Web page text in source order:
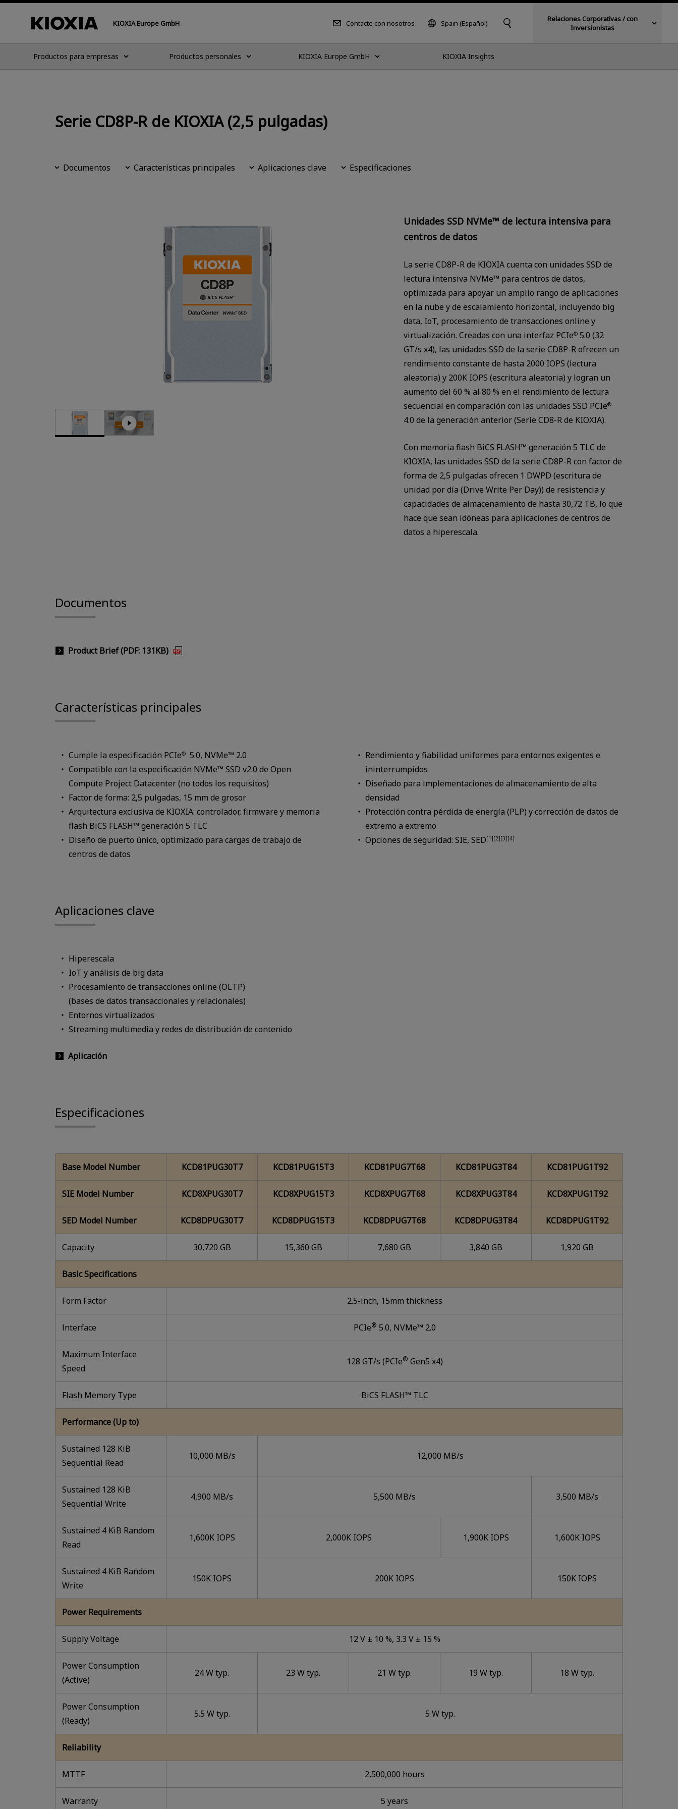
KIOXIA Europe GmbH Contacte con nosotros Spain (Español)
Relaciones Corporativas / con
Inversionistas
Productos para empresas Productos personales KIOXIA Europe GmbH KIOXIA Insights
Serie CD8P-R de KIOXIA (2,5 pulgadas)
Documentos Características principales Aplicaciones clave Especificaciones
Watch in video
Unidades SSD NVMe™ de lectura intensiva para
centros de datos
La serie CD8P-R de KIOXIA cuenta con unidades SSD de
lectura intensiva NVMe™ para centros de datos,
optimizada para apoyar un amplio rango de aplicaciones
en la nube y de escalamiento horizontal, incluyendo big
data, IoT, procesamiento de transacciones online y
virtualización. Creadas con una interfaz PCIe® 5.0 (32
GT/s x4), las unidades SSD de la serie CD8P-R ofrecen un
rendimiento constante de hasta 2000 IOPS (lectura
aleatoria) y 200K IOPS (escritura aleatoria) y logran un
aumento del 60 % al 80 % en el rendimiento de lectura
secuencial en comparación con las unidades SSD PCIe®
4.0 de la generación anterior (Serie CD8-R de KIOXIA).
Con memoria flash BiCS FLASH™ generación 5 TLC de
KIOXIA, las unidades SSD de la serie CD8P-R con factor de
forma de 2,5 pulgadas ofrecen 1 DWPD (escritura de
unidad por día (Drive Write Per Day)) de resistencia y
capacidades de almacenamiento de hasta 30,72 TB, lo que
hace que sean idóneas para aplicaciones de centros de
datos a hiperescala.
Documentos
Product Brief (PDF: 131KB)
Características principales
Cumple la especificación PCIe® 5.0, NVMe™ 2.0
Compatible con la especificación NVMe™ SSD v2.0 de Open
Compute Project Datacenter (no todos los requisitos)
Factor de forma: 2,5 pulgadas, 15 mm de grosor
Arquitectura exclusiva de KIOXIA: controlador, firmware y memoria
flash BiCS FLASH™ generación 5 TLC
Diseño de puerto único, optimizado para cargas de trabajo de
centros de datos
Rendimiento y fiabilidad uniformes para entornos exigentes e
ininterrumpidos
Diseñado para implementaciones de almacenamiento de alta
densidad
Protección contra pérdida de energía (PLP) y corrección de datos de
extremo a extremo
Opciones de seguridad: SIE, SED[1][2][3][4]
Aplicaciones clave
Hiperescala
IoT y análisis de big data
Procesamiento de transacciones online (OLTP)
(bases de datos transaccionales y relacionales)
Entornos virtualizados
Streaming multimedia y redes de distribución de contenido
Aplicación
Especificaciones
Base Model Number KCD81PUG30T7 KCD81PUG15T3 KCD81PUG7T68 KCD81PUG3T84 KCD81PUG1T92
SIE Model Number KCD8XPUG30T7 KCD8XPUG15T3 KCD8XPUG7T68 KCD8XPUG3T84 KCD8XPUG1T92
SED Model Number KCD8DPUG30T7 KCD8DPUG15T3 KCD8DPUG7T68 KCD8DPUG3T84 KCD8DPUG1T92
Capacity 30,720 GB 15,360 GB 7,680 GB 3,840 GB 1,920 GB
Basic Specifications
Form Factor 2.5-inch, 15mm thickness
lnterface PCIe® 5.0, NVMe™ 2.0
Maximum Interface
Speed
128 GT/s (PCIe® Gen5 x4)
Flash Memory Type BiCS FLASH™ TLC
Performance (Up to)
Sustained 128 KiB
Sequential Read
10,000 MB/s 12,000 MB/s
Sustained 128 KiB
Sequential Write
4,900 MB/s 5,500 MB/s 3,500 MB/s
Sustained 4 KiB Random
Read
1,600K IOPS 2,000K IOPS 1,900K IOPS 1,600K IOPS
Sustained 4 KiB Random
Write
150K IOPS 200K IOPS 150K IOPS
Power Requirements
Supply Voltage 12 V ± 10 %, 3.3 V ± 15 %
Power Consumption
(Active)
24 W typ. 23 W typ. 21 W typ. 19 W typ. 18 W typ.
Power Consumption
(Ready)
5.5 W typ. 5 W typ.
Reliability
MTTF 2,500,000 hours
Warranty 5 years